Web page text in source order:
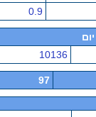
0.9
10136
97